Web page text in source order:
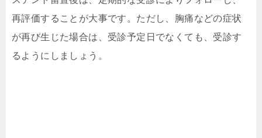
再評価することが大事です。ただし、胸痛などの症状
が再び生じた場合は、受診予定日でなくても、受診す
るようにしましょう。